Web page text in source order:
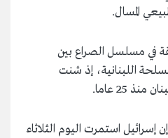
المسال.
في مسلسل الصراع بين
اللبنانية، إذ شنت
25 عاما.
إسرائيل استمرت اليوم الثلاثاء